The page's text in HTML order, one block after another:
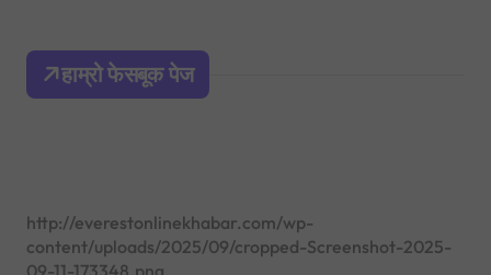
h
o
हाम्रो फेसबूक पेज
http://everestonlinekhabar.com/wp-
content/uploads/2025/09/cropped-Screenshot-2025-